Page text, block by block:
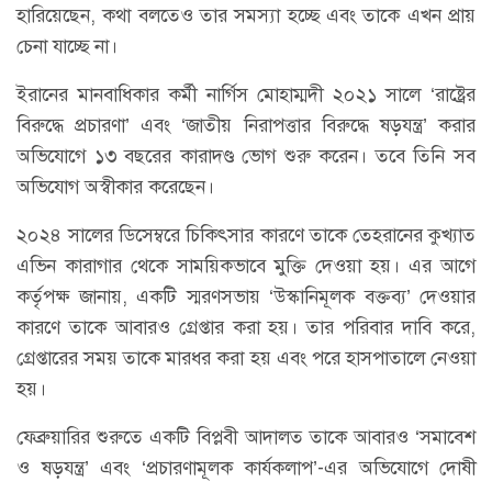
হারিয়েছেন, কথা বলতেও তার সমস্যা হচ্ছে এবং তাকে এখন প্রায়
চেনা যাচ্ছে না।
ইরানের মানবাধিকার কর্মী নার্গিস মোহাম্মদী ২০২১ সালে ‘রাষ্ট্রের
বিরুদ্ধে প্রচারণা’ এবং ‘জাতীয় নিরাপত্তার বিরুদ্ধে ষড়যন্ত্র’ করার
অভিযোগে ১৩ বছরের কারাদণ্ড ভোগ শুরু করেন। তবে তিনি সব
অভিযোগ অস্বীকার করেছেন।
২০২৪ সালের ডিসেম্বরে চিকিৎসার কারণে তাকে তেহরানের কুখ্যাত
এভিন কারাগার থেকে সাময়িকভাবে মুক্তি দেওয়া হয়। এর আগে
কর্তৃপক্ষ জানায়, একটি স্মরণসভায় ‘উস্কানিমূলক বক্তব্য’ দেওয়ার
কারণে তাকে আবারও গ্রেপ্তার করা হয়। তার পরিবার দাবি করে,
গ্রেপ্তারের সময় তাকে মারধর করা হয় এবং পরে হাসপাতালে নেওয়া
হয়।
ফেব্রুয়ারির শুরুতে একটি বিপ্লবী আদালত তাকে আবারও ‘সমাবেশ
ও ষড়যন্ত্র’ এবং ‘প্রচারণামূলক কার্যকলাপ’-এর অভিযোগে দোষী